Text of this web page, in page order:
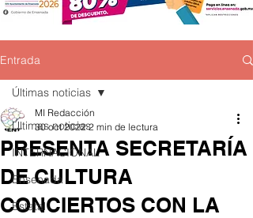
Entrada
Últimas noticias
INTERNACIONAL
Ensenada
Estatal
Últimas noticias
PRESENTA SECRETARÍA
DE CULTURA
CONCIERTOS CON LA
MI Redacción
30 oct 2022 2 min de lectura